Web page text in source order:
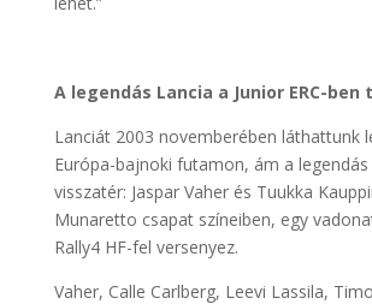
A legendás Lancia a Junior ERC-ben
Lanciát 2003 novemberében láthattunk
Európa-bajnoki futamon, ám a
visszatér: Jaspar Vaher és Tuukka
Munaretto csapat színeiben, egy
Rally4 HF-fel versenyez.
Vaher, Calle Carlberg, Leevi Lassila,